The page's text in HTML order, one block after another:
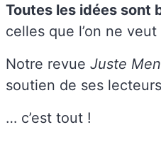
Toutes les idées sont
celles que l’on ne
Notre revue Juste
soutien de ses
… c’est tout !